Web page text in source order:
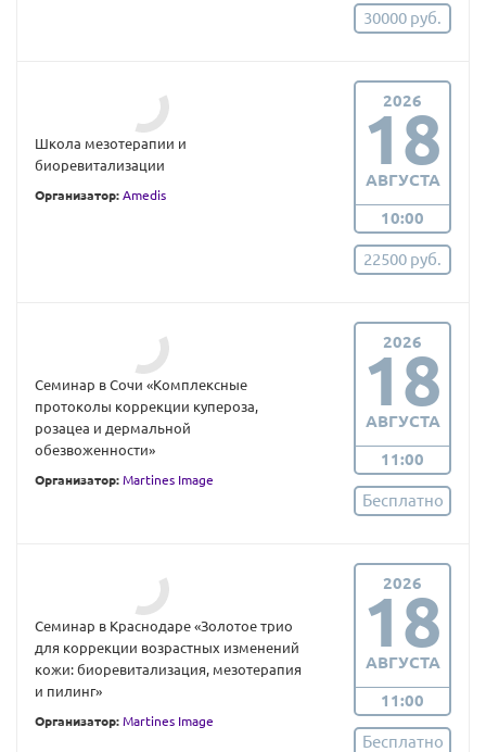
30000 руб.
Школа мезотерапии и
биоревитализации
Организатор: Amedis
2026
18
АВГУСТА
10:00
22500 руб.
Семинар в Сочи «Комплексные
протоколы коррекции купероза,
розацеа и дермальной
обезвоженности»
Организатор: Martines Image
2026
18
АВГУСТА
11:00
Бесплатно
Семинар в Краснодаре «Золотое трио
для коррекции возрастных изменений
кожи: биоревитализация, мезотерапия
и пилинг»
Организатор: Martines Image
2026
18
АВГУСТА
11:00
Бесплатно